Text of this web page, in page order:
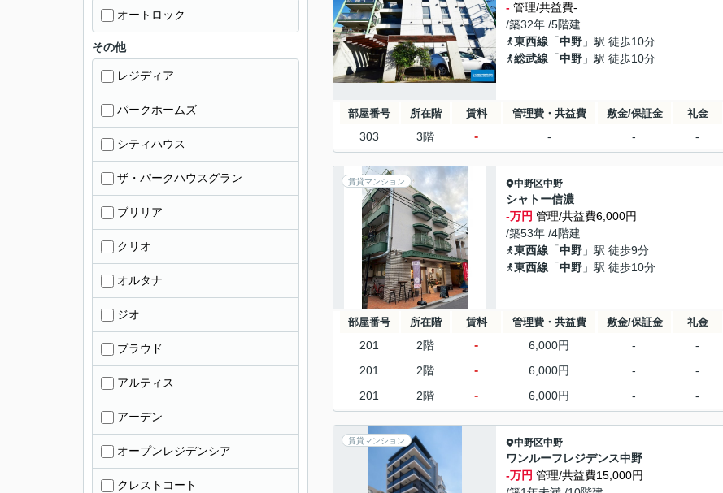
- 管理/共益費-
/築32年 /5階建
東西線 「中野 」駅 徒歩10分
総武線 「中野 」駅 徒歩10分
部屋番号 所在階 賃料 管理費・共益費 敷金/保証金 礼金
303 3階 - - - -
賃貸マンション 中野区中野
シャトー信濃
-万円 管理/共益費6,000円
/築53年 /4階建
東西線 「中野 」駅 徒歩9分
東西線 「中野 」駅 徒歩10分
部屋番号 所在階 賃料 管理費・共益費 敷金/保証金 礼金
201 2階 - 6,000円 - -
201 2階 - 6,000円 - -
201 2階 - 6,000円 - -
賃貸マンション 中野区中野
ワンルーフレジデンス中野
-万円 管理/共益費15,000円
オートロック
その他
レジディア
パークホームズ
シティハウス
ザ・パークハウスグラン
ブリリア
クリオ
オルタナ
ジオ
プラウド
アルティス
アーデン
オープンレジデンシア
クレストコート